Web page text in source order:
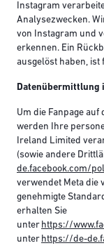
Instagram
Analysezwecken.
von Instagram und
erkennen. Ein
ausgelöst haben,
Datenübermittlung
Um die Fanpage
werden Ihre
Ireland Limited
(sowie andere
de.facebook.com/
verwendet Meta die
genehmigte
erhalten Sie
unter https://
unter https://de-